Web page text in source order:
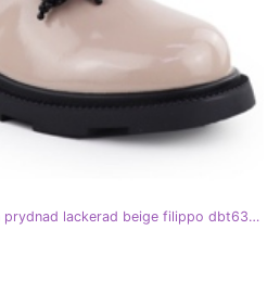
Kvinnors läderstövlar med en prydnad lackerad beige filippo dbt6370